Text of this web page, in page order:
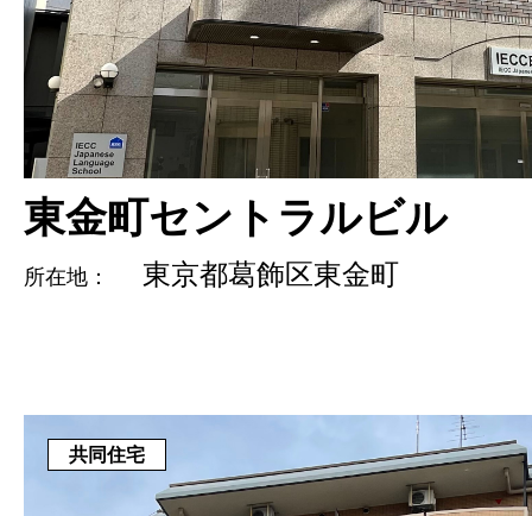
東金町セントラルビル
所在地： 東京都葛飾区東金町
共同住宅